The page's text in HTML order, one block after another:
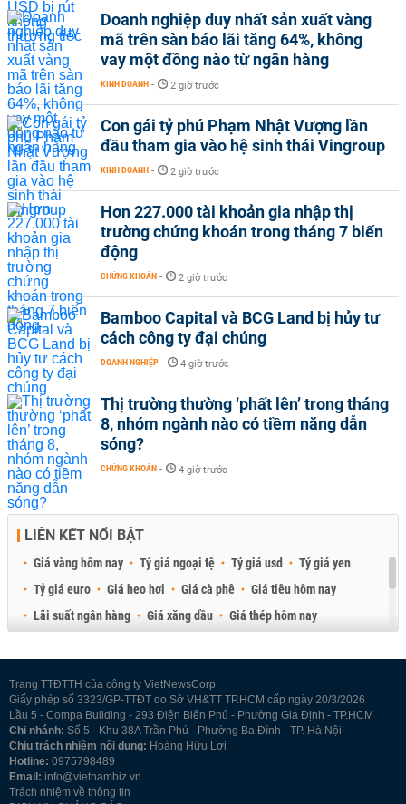
Doanh nghiệp duy nhất sản xuất vàng
mã trên sàn báo lãi tăng 64%, không
vay một đồng nào từ ngân hàng
KINH DOANH - 2 giờ trước
Con gái tỷ phú Phạm Nhật Vượng lần
đầu tham gia vào hệ sinh thái Vingroup
KINH DOANH - 2 giờ trước
Hơn 227.000 tài khoản gia nhập thị
trường chứng khoán trong tháng 7 biến
động
CHỨNG KHOÁN - 2 giờ trước
Bamboo Capital và BCG Land bị hủy tư
cách công ty đại chúng
DOANH NGHIỆP - 4 giờ trước
Thị trường thường ‘phất lên’ trong tháng
8, nhóm ngành nào có tiềm năng dẫn
sóng?
CHỨNG KHOÁN - 4 giờ trước
LIÊN KẾT NỔI BẬT
Giá vàng hôm nay Tỷ giá ngoại tệ Tỷ giá usd
Tỷ giá yen
Tỷ giá euro
Giá heo hơi Giá cà phê
Giá tiêu hôm nay
Lãi suất ngân hàng
Giá xăng dầu
Giá thép hôm nay
Trang TTĐTTH của công ty VietNewsCorp
Giấy phép số 3323/GP-TTĐT do Sở VH&TT TP.HCM cấp ngày 20/3/2026
Lầu 5 - Compa Building - 293 Điện Biên Phủ - Phường Gia Định - TP.HCM
Chi nhánh: Số 5 - Khu 38A Trần Phú - Phường Ba Đình - TP. Hà Nội
Chịu trách nhiệm nội dung: Hoàng Hữu Lợi
Hotline: 0975798489
Email: info@vietnambiz.vn
Trách nhiệm về thông tin